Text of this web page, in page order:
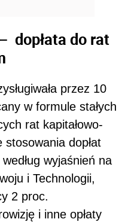
dopłata do rat
przez 10
w formule stałych
rat kapitałowo-
dopłat
wyjaśnień na
i Technologii,
2 proc.
i inne opłaty